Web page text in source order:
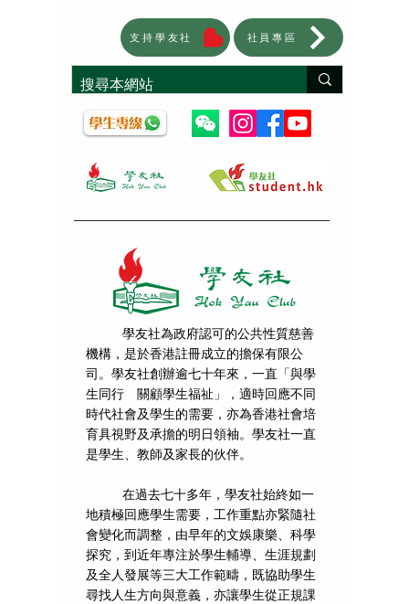
支持學友社 社員專區
學友社為政府認可的公共性質慈善
機構，是於香港註冊成立的擔保有限公
司。學友社創辦逾七十年來，一直「與學
生同行 關顧學生福祉」，適時回應不同
時代社會及學生的需要，亦為香港社會培
育具視野及承擔的明日領袖。學友社一直
是學生、教師及家長的伙伴。
在過去七十多年，學友社始終如一
地積極回應學生需要，工作重點亦緊隨社
會變化而調整，由早年的文娛康樂、科學
探究，到近年專注於學生輔導、生涯規劃
及全人發展等三大工作範疇，既協助學生
尋找人生方向與意義，亦讓學生從正規課